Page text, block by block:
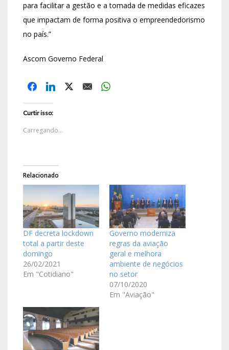
para facilitar a gestão e a tomada de medidas eficazes
que impactam de forma positiva o empreendedorismo
no país.”
Ascom Governo Federal
Curtir isso:
Carregando...
Relacionado
DF decreta lockdown
total a partir deste
domingo
26/02/2021
Em "Cotidiano"
Governo moderniza
regras da aviação
geral e melhora
ambiente de negócios
no setor
07/10/2020
Em "Aviação"